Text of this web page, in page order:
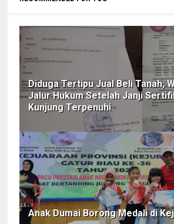
Diduga Tertipu Jual Beli Tanah,
Jalur Hukum Setelah Janji
Kunjung Terpenuhi
Anak Dumai Borong Medali di